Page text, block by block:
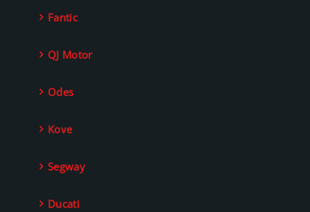
Fantic
QJ Motor
Odes
Kove
Segway
Ducati